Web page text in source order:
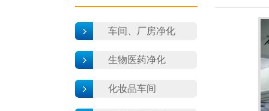
车间、厂房净化
生物医药净化
化妆品车间